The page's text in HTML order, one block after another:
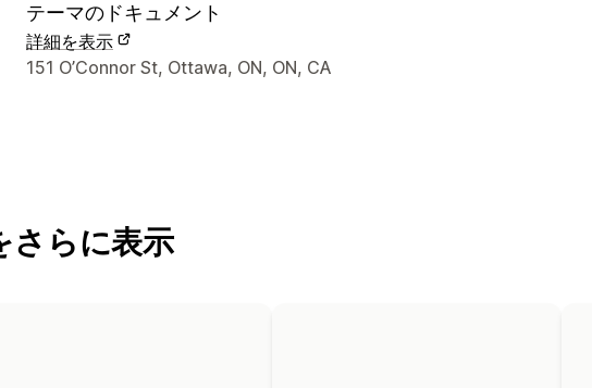
テーマのドキュメント
詳細を表示
デザイナーの連絡先情報
151 O’Connor St, Ottawa, ON, ON, CA
さらに表示